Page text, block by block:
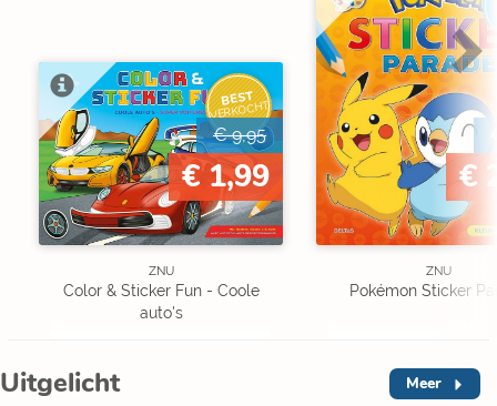
BEST
VERKOCHT
€ 9,95
€ 1,99
ZNU
Color & Sticker Fun - Coole
auto's
€
ZNU
Pokémon Sticker
Uitgelicht Meer